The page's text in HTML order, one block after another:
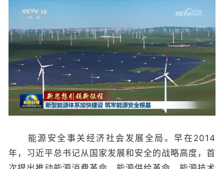
能源安全事关经济社会发展全局。早在2014
年，习近平总书记从国家发展和安全的战略高度，首